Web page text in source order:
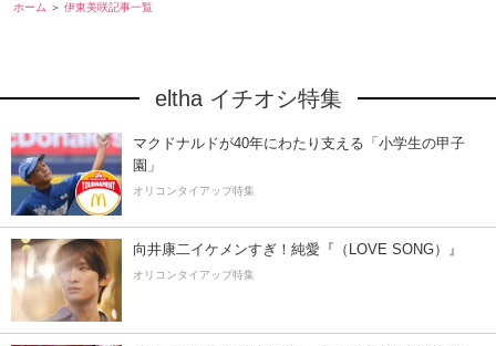
ホーム 伊東美咲記事一覧
eltha イチオシ特集
マクドナルドが40年にわたり支える「小学生の甲子
園」
オリコンタイアップ特集
向井康二イケメンすぎ！純愛『（LOVE SONG）』
オリコンタイアップ特集